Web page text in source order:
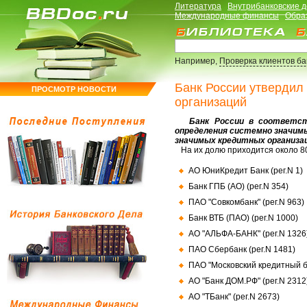
ПРОСМОТР НОВОСТИ
Литература
Внутрибанковские
Международные финансы
Например,Проверка клиентов
Банк России
организаций
Банк России в
определения системно
значимых кредитных
На их долю приходится около
АО ЮниКредит Банк (рег.N 1)
Банк ГПБ (АО) (рег.N 354)
ПАО "Совкомбанк" (рег.N 963)
Банк ВТБ (ПАО) (рег.N 1000)
АО "АЛЬФА-БАНК" (рег.N
ПАО Сбербанк (рег.N 1481)
ПАО "Московский кредитный
АО "Банк ДОМ.РФ" (рег.N
АО "ТБанк" (рег.N 2673)